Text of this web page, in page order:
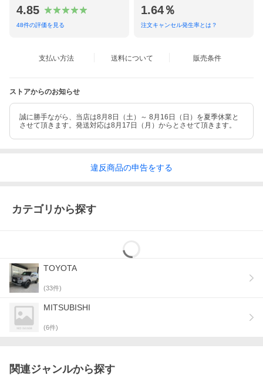
4.85
48件の評価を見る
1.64％
注文キャンセル発生率とは？
支払い方法 送料について 販売条件
ストアからのお知らせ
誠に勝手ながら、当店は8月8日（土）～ 8月16日（日）を夏季休業と
させて頂きます。発送対応は8月17日（月）からとさせて頂きます。
違反商品の申告をする
カテゴリから探す
TOYOTA
(33件)
MITSUBISHI
(6件)
関連ジャンルから探す